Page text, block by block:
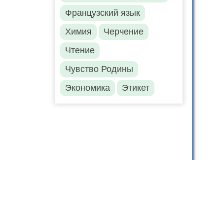
Французский язык
Химия
Черчение
Чтение
Чувство Родины
Экономика
Этикет